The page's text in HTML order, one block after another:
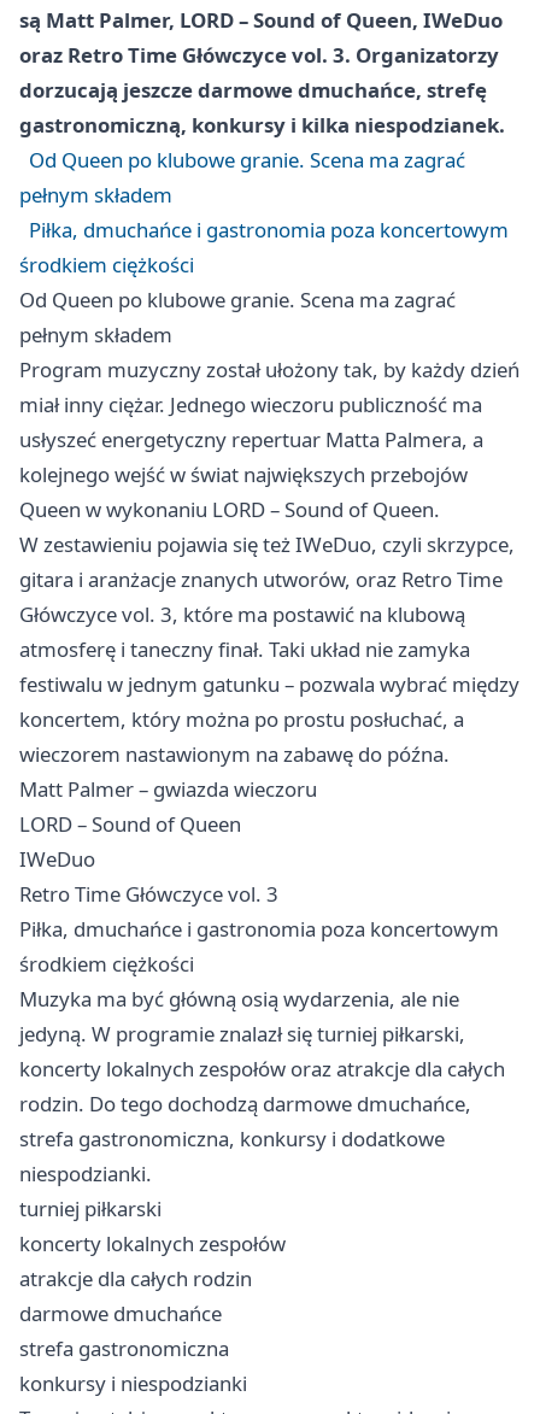
są Matt Palmer, LORD – Sound of Queen, IWeDuo
oraz Retro Time Główczyce vol. 3. Organizatorzy
dorzucają jeszcze darmowe dmuchańce, strefę
gastronomiczną, konkursy i kilka niespodzianek.
Od Queen po klubowe granie. Scena ma zagrać
pełnym składem
Piłka, dmuchańce i gastronomia poza koncertowym
środkiem ciężkości
Od Queen po klubowe granie. Scena ma zagrać
pełnym składem
Program muzyczny został ułożony tak, by każdy dzień
miał inny ciężar. Jednego wieczoru publiczność ma
usłyszeć energetyczny repertuar Matta Palmera, a
kolejnego wejść w świat największych przebojów
Queen w wykonaniu LORD – Sound of Queen.
W zestawieniu pojawia się też IWeDuo, czyli skrzypce,
gitara i aranżacje znanych utworów, oraz Retro Time
Główczyce vol. 3, które ma postawić na klubową
atmosferę i taneczny finał. Taki układ nie zamyka
festiwalu w jednym gatunku – pozwala wybrać między
koncertem, który można po prostu posłuchać, a
wieczorem nastawionym na zabawę do późna.
Matt Palmer – gwiazda wieczoru
LORD – Sound of Queen
IWeDuo
Retro Time Główczyce vol. 3
Piłka, dmuchańce i gastronomia poza koncertowym
środkiem ciężkości
Muzyka ma być główną osią wydarzenia, ale nie
jedyną. W programie znalazł się turniej piłkarski,
koncerty lokalnych zespołów oraz atrakcje dla całych
rodzin. Do tego dochodzą darmowe dmuchańce,
strefa gastronomiczna, konkursy i dodatkowe
niespodzianki.
turniej piłkarski
koncerty lokalnych zespołów
atrakcje dla całych rodzin
darmowe dmuchańce
strefa gastronomiczna
konkursy i niespodzianki